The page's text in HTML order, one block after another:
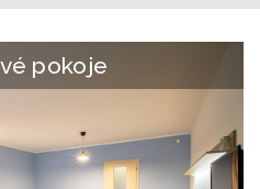
pokoje